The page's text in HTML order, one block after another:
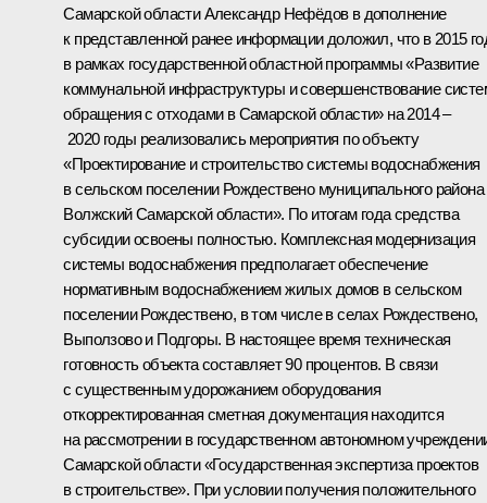
Самарской области Александр Нефёдов в дополнение
к представленной ранее информации доложил, что в 2015
в рамках государственной областной программы «Развитие
коммунальной инфраструктуры и совершенствование
обращения с отходами в Самарской области» на 2014 –
2020 годы реализовались мероприятия по объекту
«Проектирование и строительство системы водоснабжения
в сельском поселении Рождествено муниципального района
Волжский Самарской области». По итогам года средства
субсидии освоены полностью. Комплексная модернизация
системы водоснабжения предполагает обеспечение
нормативным водоснабжением жилых домов в сельском
поселении Рождествено, в том числе в селах Рождествено,
Выползово и Подгоры. В настоящее время техническая
готовность объекта составляет 90 процентов. В связи
с существенным удорожанием оборудования
откорректированная сметная документация находится
на рассмотрении в государственном автономном
Самарской области «Государственная экспертиза проектов
в строительстве». При условии получения положительного